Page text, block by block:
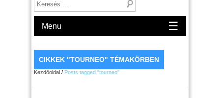
Menu ☰
CIKKEK "TOURNEO" TÉMAKÖRBEN
Kezdőoldal / Posts tagged "tourneo"